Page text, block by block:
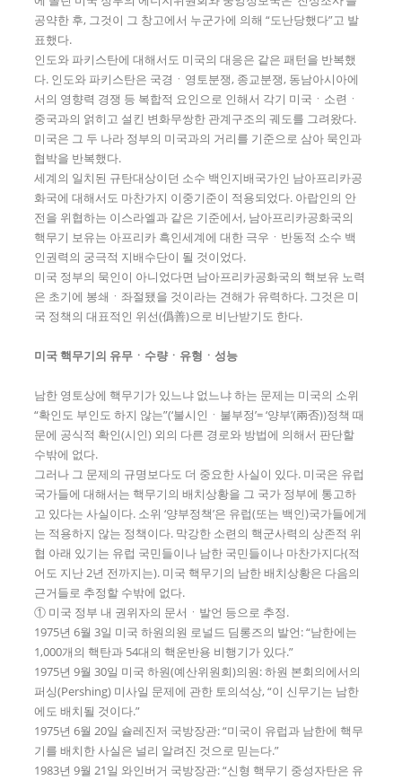
공약한 후, 그것이 그 창고에서 누군가에 의해 “도난당했다”고 발
표했다.
인도와 파키스탄에 대해서도 미국의 대응은 같은 패턴을 반복했
다. 인도와 파키스탄은 국경ㆍ영토분쟁, 종교분쟁, 동남아시아에
서의 영향력 경쟁 등 복합적 요인으로 인해서 각기 미국ㆍ소련ㆍ
중국과의 얽히고 설킨 변화무쌍한 관계구조의 궤도를 그려왔다.
미국은 그 두 나라 정부의 미국과의 거리를 기준으로 삼아 묵인과
협박을 반복했다.
세계의 일치된 규탄대상이던 소수 백인지배국가인 남아프리카공
화국에 대해서도 마찬가지 이중기준이 적용되었다. 아랍인의 안
전을 위협하는 이스라엘과 같은 기준에서, 남아프리카공화국의
핵무기 보유는 아프리카 흑인세계에 대한 극우ㆍ반동적 소수 백
인권력의 궁극적 지배수단이 될 것이었다.
미국 정부의 묵인이 아니었다면 남아프리카공화국의 핵보유 노력
은 초기에 봉쇄ㆍ좌절됐을 것이라는 견해가 유력하다. 그것은 미
국 정책의 대표적인 위선(僞善)으로 비난받기도 한다.
미국 핵무기의 유무 ㆍ 수량ㆍ 유형 ㆍ 성능
남한 영토상에 핵무기가 있느냐 없느냐 하는 문제는 미국의 소위
“확인도 부인도 하지 않는”(‘불시인ㆍ불부정’= ‘양부’(兩否))정책 때
문에 공식적 확인(시인) 외의 다른 경로와 방법에 의해서 판단할
수밖에 없다.
그러나 그 문제의 규명보다도 더 중요한 사실이 있다. 미국은 유럽
국가들에 대해서는 핵무기의 배치상황을 그 국가 정부에 통고하
고 있다는 사실이다. 소위 ‘양부정책’은 유럽(또는 백인)국가들에게
는 적용하지 않는 정책이다. 막강한 소련의 핵군사력의 상존적 위
협 아래 있기는 유럽 국민들이나 남한 국민들이나 마찬가지다(적
어도 지난 2년 전까지는). 미국 핵무기의 남한 배치상황은 다음의
근거들로 추정할 수밖에 없다.
① 미국 정부 내 권위자의 문서ㆍ발언 등으로 추정.
1975년 6월 3일 미국 하원의원 로널드 딤롱즈의 발언: “남한에는
1,000개의 핵탄과 54대의 핵운반용 비행기가 있다.”
1975년 9월 30일 미국 하원(예산위원회)의원: 하원 본회의에서의
퍼싱(Pershing) 미사일 문제에 관한 토의석상, “이 신무기는 남한
에도 배치될 것이다.”
1975년 6월 20일 슐레진저 국방장관: “미국이 유럽과 남한에 핵무
기를 배치한 사실은 널리 알려진 것으로 믿는다.”
1983년 9월 21일 와인버거 국방장관: “신형 핵무기 중성자탄은 유